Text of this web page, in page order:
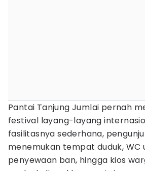
Pantai Tanjung Jumlai pernah
festival layang-layang
fasilitasnya sederhana,
menemukan tempat duduk, WC
penyewaan ban, hingga kios